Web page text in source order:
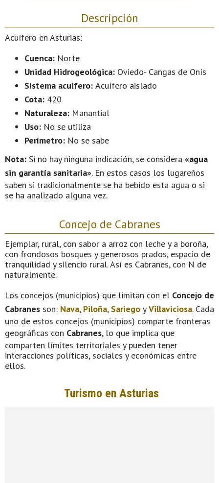
Descripción
Acuífero en Asturias:
Cuenca: Norte
Unidad Hidrogeológica: Oviedo- Cangas de Onís
Sistema acuifero: Acuífero aislado
Cota: 420
Naturaleza: Manantial
Uso: No se utiliza
Perímetro: No se sabe
Nota: Si no hay ninguna indicación, se considera «agua
sin garantía sanitaria». En estos casos los lugareños
saben si tradicionalmente se ha bebido esta agua o si
se ha analizado alguna vez.
Concejo de Cabranes
Ejemplar, rural, con sabor a arroz con leche y a boroña,
con frondosos bosques y generosos prados, espacio de
tranquilidad y silencio rural. Así es Cabranes, con N de
naturalmente.
Los concejos (municipios) que limitan con el Concejo de
Cabranes son: Nava, Piloña, Sariego yVillaviciosa. Cada
uno de estos concejos (municipios) comparte fronteras
geográficas con Cabranes, lo que implica que
comparten límites territoriales y pueden tener
interacciones políticas, sociales y económicas entre
ellos.